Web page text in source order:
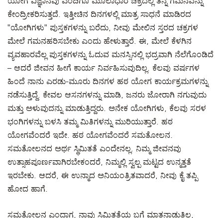
ಕೇಂದ್ರೀಕರಿಸುತ್ತದೆ. ಇತ್ತೀಚಿನ ದಿನಗಳಲ್ಲಿ ಮಾತ್ರ ಸಾಧನೆ ಮಾಡಿರದ
"ಯೋಗಿಗಳು" ಪುಸ್ತಕಗಳನ್ನು ಬರೆದು, ನೀವು ಮೇಲಿನ ಸ್ತರದ ಚಕ್ರಗಳ
ಮೇಲೆ ಗಮನಹರಿಸಬೇಕು ಎಂದು ಹೇಳುತ್ತಾರೆ. ಈ, ಮೇಲೆ ಕೆಳಗಿನ
ವ್ಯವಹಾರವೆಲ್ಲ ಪುಸ್ತಕಗಳನ್ನು ಓದುವ ಮನಸ್ಸಿನಲ್ಲಿ ಭದ್ರವಾಗಿ ನೆಲೆಗೊಂಡಿದೆ
– ಆದರೆ ಜೀವನ ಹೀಗೆ ಕಾರ್ಯ ನಿರ್ವಹಿಸುವುದಿಲ್ಲ. ಕೆಲವು ವರ್ಷಗಳ
ಹಿಂದೆ ನಾನು ಎರಡು-ಮೂರು ದಿನಗಳ ಹಠ ಯೋಗ ಕಾರ್ಯಕ್ರಮಗಳನ್ನು
ನಡೆಸುತ್ತಿದ್ದೆ. ಕೇವಲ ಆಸನಗಳನ್ನು ಮಾಡಿ, ಜನರು ಜೋರಾಗಿ ನಗುವುದು
ಮತ್ತು ಅಳುವುದನ್ನು ಮಾಡುತ್ತಿದ್ದರು. ಅನೇಕ ಯೋಗಿಗಳು, ಕೆಲವು ಸರಳ
ಭಂಗಿಗಳನ್ನು ಬಳಸಿ ತಮ್ಮ ಮಿತಿಗಳನ್ನು ಮುರಿಯುತ್ತಾರೆ. ಹಠ
ಯೋಗವೆಂದರೆ ಇದೇ. ಹಠ ಯೋಗವೆಂದರೆ ಸಮತೋಲನ.
ಸಮತೋಲನದ ಅರ್ಥ ಸ್ಥಿಮಿತತೆ ಎಂದೇನಲ್ಲ. ನಿಮ್ಮ ಜೀವನವು
ಉತ್ಸಾಹಪೂರ್ಣವಾಗಿರಬೇಕಂದರೆ, ನಿಮ್ಮಲ್ಲಿ ಸ್ವಲ್ಪ ಮಟ್ಟದ ಉನ್ಮತ್ತತೆ
ಇರಬೇಕು. ಆದರೆ, ಈ ಉನ್ಮಾದ ಅನಿಯಂತ್ರಿತವಾದರೆ, ನೀವು ಕೈ ತಪ್ಪಿ
ಹೋದ ಹಾಗೆ.
ಸಮತೋಲನ ಎಂದಾಗ, ನಾವು ಸ್ಥಿಮಿತತೆಯ ಬಗ್ಗೆ ಮಾತನಾಡುತ್ತಿಲ್ಲ,